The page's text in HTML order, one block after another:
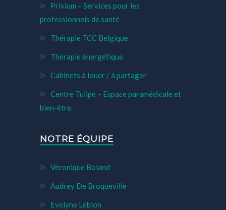
Privium – Services pour les
professionnels de santé
Thérapie TCC Belgique
Thérapie énergétique
Cabinets à louer / à partager
Centre Tulipe – Espace paramédicale et
bien-être.
NOTRE ÉQUIPE
Véronique Boland
Audrey De Broqueville
Evelyne Leblon